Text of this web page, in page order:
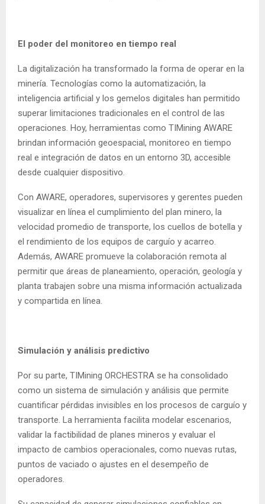
El poder del monitoreo en tiempo real
La digitalización ha transformado la forma de operar en la
minería. Tecnologías como la automatización, la
inteligencia artificial y los gemelos digitales han permitido
superar limitaciones tradicionales en el control de las
operaciones. Hoy, herramientas como TIMining AWARE
brindan información geoespacial, monitoreo en tiempo
real e integración de datos en un entorno 3D, accesible
desde cualquier dispositivo.
Con AWARE, operadores, supervisores y gerentes pueden
visualizar en línea el cumplimiento del plan minero, la
velocidad promedio de transporte, los cuellos de botella y
el rendimiento de los equipos de carguío y acarreo.
Además, AWARE promueve la colaboración remota al
permitir que áreas de planeamiento, operación, geología y
planta trabajen sobre una misma información actualizada
y compartida en línea.
Simulación y análisis predictivo
Por su parte, TIMining ORCHESTRA se ha consolidado
como un sistema de simulación y análisis que permite
cuantificar pérdidas invisibles en los procesos de carguío y
transporte. La herramienta facilita modelar escenarios,
validar la factibilidad de planes mineros y evaluar el
impacto de cambios operacionales, como nuevas rutas,
puntos de vaciado o ajustes en el desempeño de
operadores.